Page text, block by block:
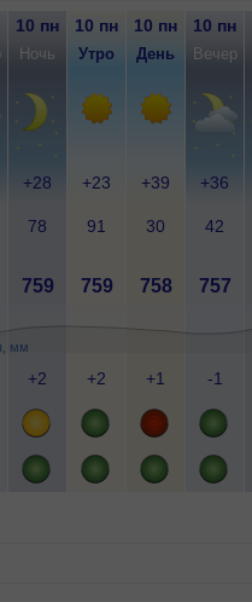
мм
10 пн 10 пн 10 пн 10 пн
Ночь Утро День Вечер
+28 +23 +39 +36
78 91 30 42
759 759 758 757
+2 +2 +1 -1